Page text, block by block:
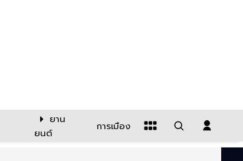
ยาน
ยนต์
การเมือง